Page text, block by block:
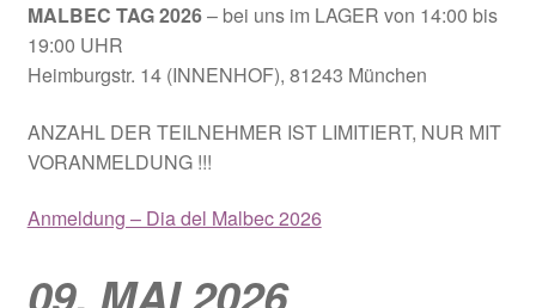
MALBEC TAG 2026– bei uns im LAGER von 14:00 bis
19:00 UHR
Heimburgstr. 14 (INNENHOF), 81243 München
ANZAHL DER TEILNEHMER IST LIMITIERT, NUR MIT
VORANMELDUNG !!!
Anmeldung – Dia del Malbec 2026